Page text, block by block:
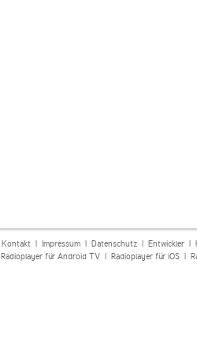
Kontakt| Impressum| Datenschutz| Entwickler|
Radioplayer für Android TV| Radioplayer für iOS|